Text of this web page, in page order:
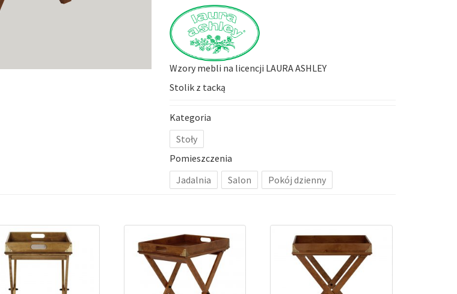
Wzory mebli na licencji LAURA ASHLEY
Stolik z tacką
Kategoria
Stoły
Pomieszczenia
Jadalnia
Salon Pokój dzienny